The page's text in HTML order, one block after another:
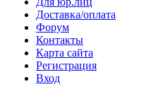
Доставка/оплата
Форум
Контакты
Карта сайта
Регистрация
Вход